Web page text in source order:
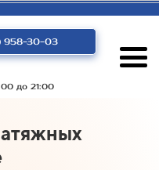
958-30-03
до 21:00